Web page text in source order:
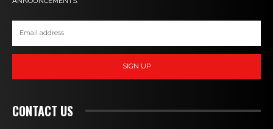
SIGN UP
CONTACT US